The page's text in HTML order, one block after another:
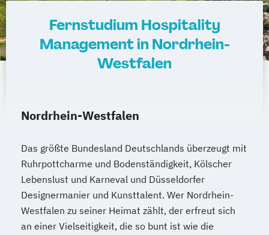
Fernstudium Hospitality
Management in Nordrhein-
Westfalen
Nordrhein-Westfalen
Das größte Bundesland Deutschlands überzeugt mit
Ruhrpottcharme und Bodenständigkeit, Kölscher
Lebenslust und Karneval und Düsseldorfer
Designermanier und Kunsttalent. Wer Nordrhein-
Westfalen zu seiner Heimat zählt, der erfreut sich
an einer Vielseitigkeit, die so bunt ist wie die